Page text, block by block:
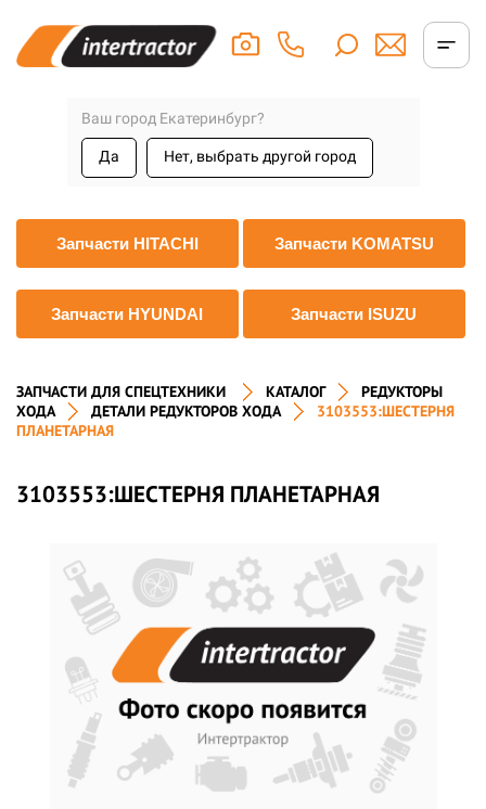
Ваш город Екатеринбург?
Да Нет, выбрать другой город
Запчасти HITACHI Запчасти KOMATSU
Запчасти HYUNDAI Запчасти ISUZU
ЗАПЧАСТИ ДЛЯ СПЕЦТЕХНИКИ КАТАЛОГ
РЕДУКТОРЫ
ХОДА
ДЕТАЛИ РЕДУКТОРОВ ХОДА
3103553:ШЕСТЕРНЯ
ПЛАНЕТАРНАЯ
3103553:ШЕСТЕРНЯ ПЛАНЕТАРНАЯ